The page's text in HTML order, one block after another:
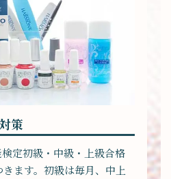
策
定初級・中級・上級合格
ます。初級は毎月、中上